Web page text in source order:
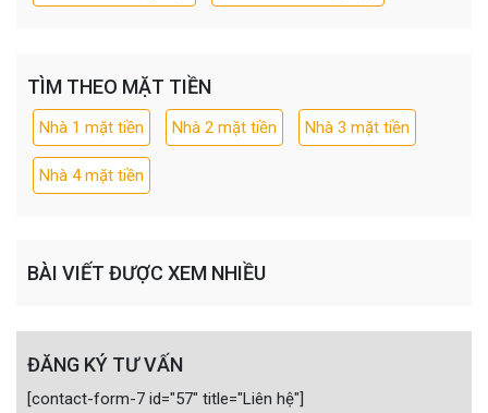
TÌM THEO MẶT TIỀN
Nhà 1 mặt tiền Nhà 2 mặt tiền Nhà 3 mặt tiền
Nhà 4 mặt tiền
BÀI VIẾT ĐƯỢC XEM NHIỀU
ĐĂNG KÝ TƯ VẤN
[contact-form-7 id="57" title="Liên hệ"]